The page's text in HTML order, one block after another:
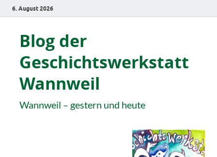
6. August 2026
Blog der
Geschichtswerkstatt
Wannweil
Wannweil – gestern und heute